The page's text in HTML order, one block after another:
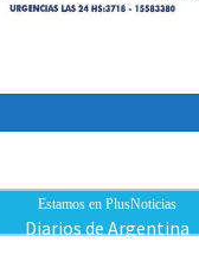
Estamos en PlusNoticias
Diarios de Argentina